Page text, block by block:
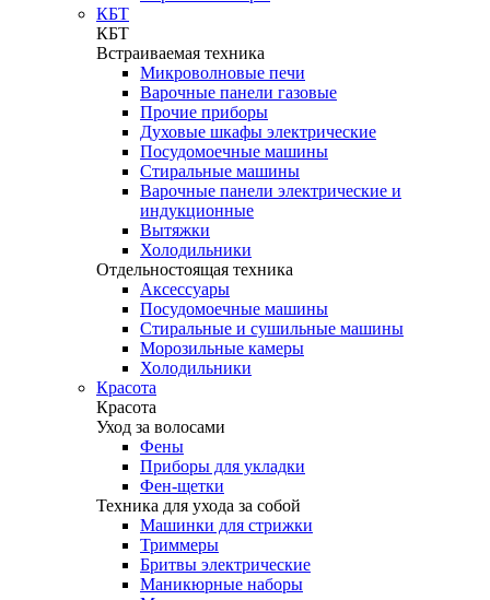
КБТ
КБТ
Встраиваемая техника
Микроволновые печи
Варочные панели газовые
Прочие приборы
Духовые шкафы электрические
Посудомоечные машины
Стиральные машины
Варочные панели электрические и
индукционные
Вытяжки
Холодильники
Отдельностоящая техника
Аксессуары
Посудомоечные машины
Стиральные и сушильные машины
Морозильные камеры
Холодильники
Красота
Красота
Уход за волосами
Фены
Приборы для укладки
Фен-щетки
Техника для ухода за собой
Машинки для стрижки
Триммеры
Бритвы электрические
Маникюрные наборы